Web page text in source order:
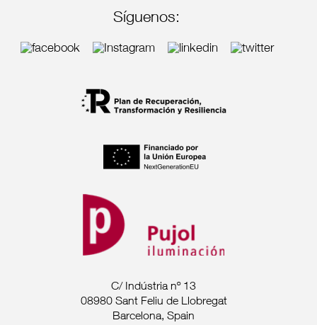
Síguenos:
C/ Indústria nº 13
08980 Sant Feliu de Llobregat
Barcelona, Spain